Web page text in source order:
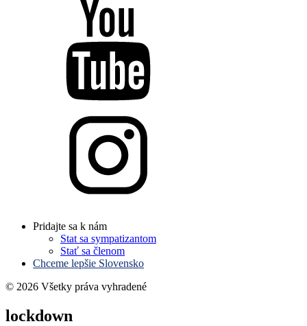
Pridajte sa k nám
Stat sa sympatizantom
Stať sa členom
Chceme lepšie Slovensko
© 2026 Všetky práva vyhradené
lockdown